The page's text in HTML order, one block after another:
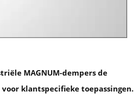
MAGNUM-dempers de
klantspecifieke toepassingen.